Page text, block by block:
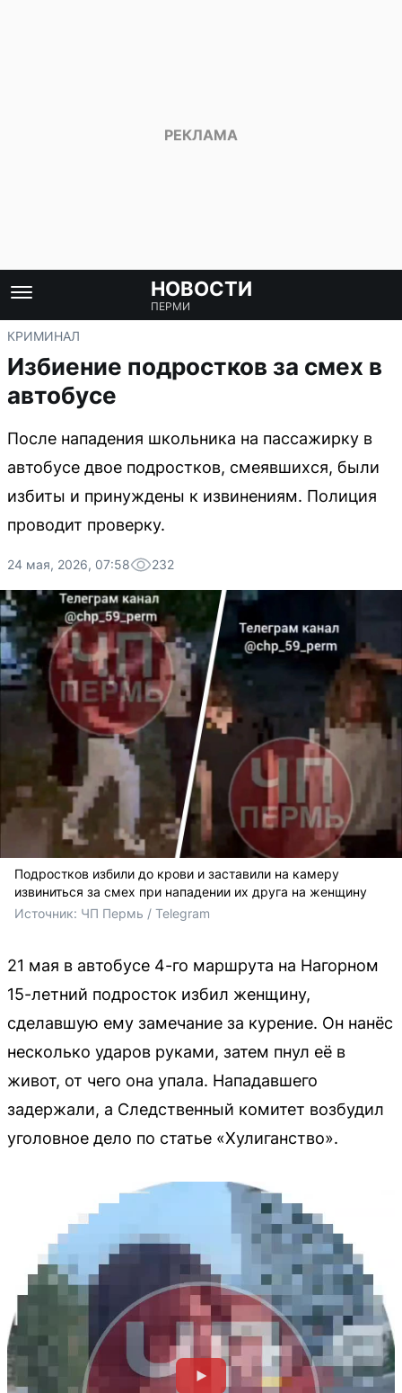
НОВОСТИ
ПЕРМИ
КРИМИНАЛ
Избиение подростков за смех в
автобусе
После нападения школьника на пассажирку в
автобусе двое подростков, смеявшихся, были
избиты и принуждены к извинениям. Полиция
проводит проверку.
24 мая, 2026, 07:58 232
Подростков избили до крови и заставили на камеру
извиниться за смех при нападении их друга на женщину
Источник: ЧП Пермь / Telegram
21 мая в автобусе 4-го маршрута на Нагорном
15-летний подросток избил женщину,
сделавшую ему замечание за курение. Он нанёс
несколько ударов руками, затем пнул её в
живот, от чего она упала. Нападавшего
задержали, а Следственный комитет возбудил
уголовное дело по статье «Хулиганство».